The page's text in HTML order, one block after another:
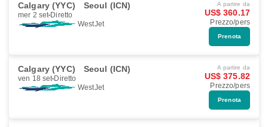
Calgary (YYC) Seoul (ICN)
mer 2 set Diretto
WestJet
A partire da
US$ 360.17
Prezzo/pers
Prenota
Calgary (YYC) Seoul (ICN)
ven 18 set Diretto
WestJet
A partire da
US$ 375.82
Prezzo/pers
Prenota